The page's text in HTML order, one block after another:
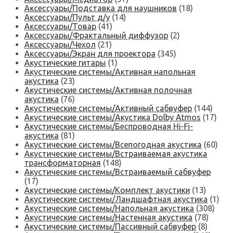
Аксессуары/Подставка для наушников (18)
Аксессуары/Пульт д/у (14)
Аксессуары/Товар (41)
Аксессуары/Фрактальный диффузор (2)
Аксессуары/Чехол (21)
Аксессуары/Экран для проектора (345)
Акустические гитары (1)
Акустические системы/Активная напольная
акустика (23)
Акустические системы/Активная полочная
акустика (76)
Акустические системы/Активный сабвуфер (144)
Акустические системы/Акустика Dolby Atmos (17)
Акустические системы/Беспроводная Hi-Fi-
акустика (81)
Акустические системы/Всепогодная акустика (60)
Акустические системы/Встраиваемая акустика
трансформаторная (148)
Акустические системы/Встраиваемый сабвуфер
(17)
Акустические системы/Комплект акустики (13)
Акустические системы/Ландшафтная акустика (1)
Акустические системы/Напольная акустика (308)
Акустические системы/Настенная акустика (78)
Акустические системы/Пассивный сабвуфер (8)